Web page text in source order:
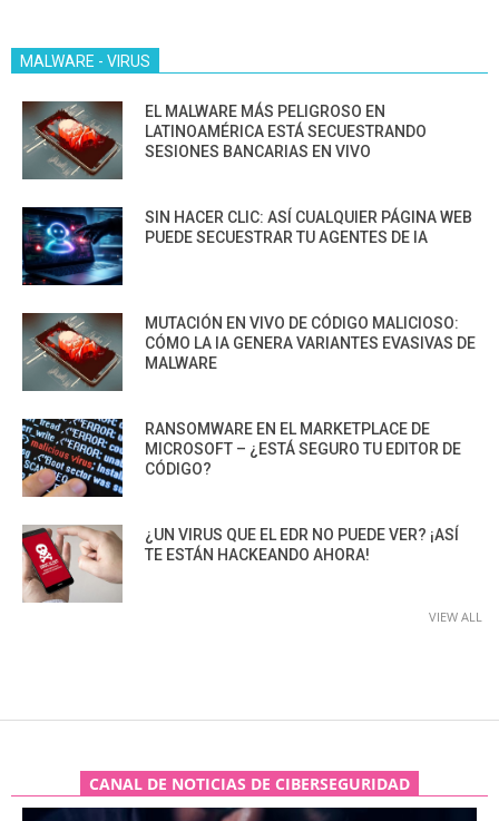
MALWARE - VIRUS
EL MALWARE MÁS PELIGROSO EN
LATINOAMÉRICA ESTÁ SECUESTRANDO
SESIONES BANCARIAS EN VIVO
SIN HACER CLIC: ASÍ CUALQUIER PÁGINA WEB
PUEDE SECUESTRAR TU AGENTES DE IA
MUTACIÓN EN VIVO DE CÓDIGO MALICIOSO:
CÓMO LA IA GENERA VARIANTES EVASIVAS DE
MALWARE
RANSOMWARE EN EL MARKETPLACE DE
MICROSOFT – ¿ESTÁ SEGURO TU EDITOR DE
CÓDIGO?
¿UN VIRUS QUE EL EDR NO PUEDE VER? ¡ASÍ
TE ESTÁN HACKEANDO AHORA!
VIEW ALL
CANAL DE NOTICIAS DE CIBERSEGURIDAD